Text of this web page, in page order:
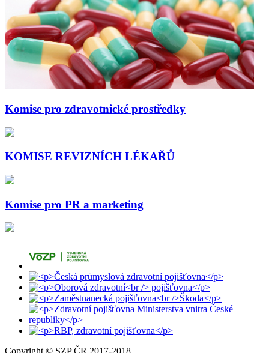
Komise pro zdravotnické prostředky
KOMISE REVIZNÍCH LÉKAŘŮ
Komise pro PR a marketing